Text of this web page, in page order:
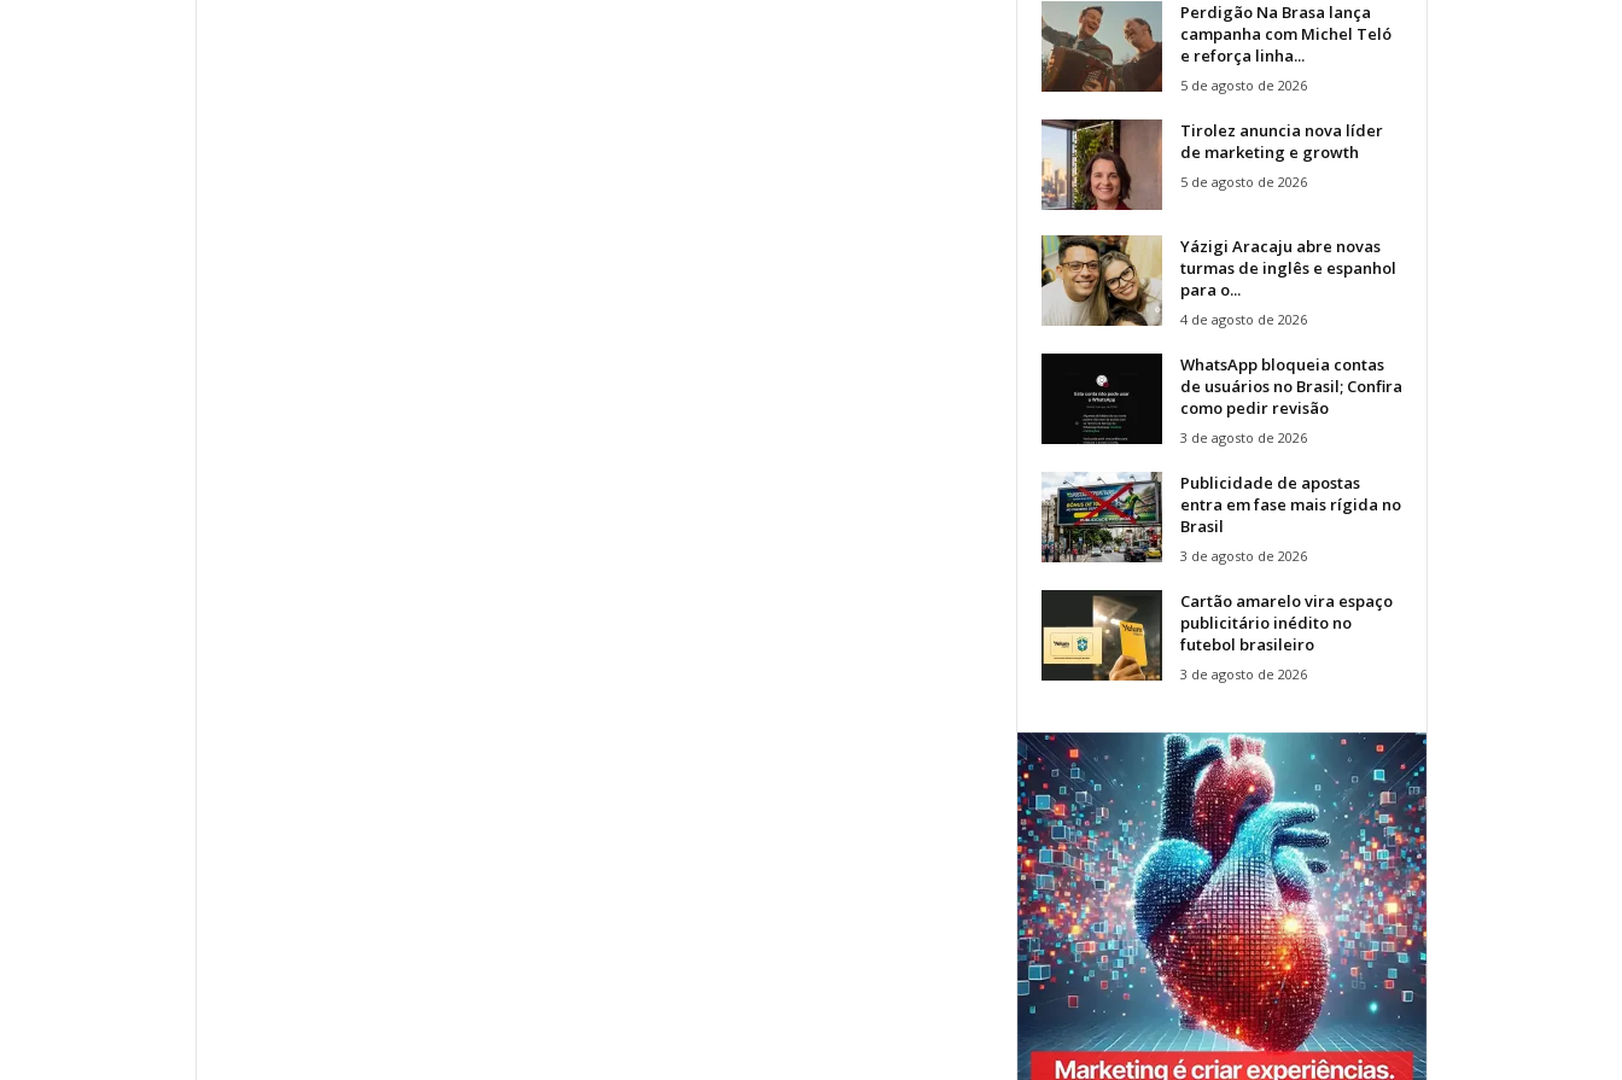
Perdigão Na Brasa lança
campanha com Michel Teló
e reforça linha...
5 de agosto de 2026
Tirolez anuncia nova líder
de marketing e growth
5 de agosto de 2026
Yázigi Aracaju abre novas
turmas de inglês e espanhol
para o...
4 de agosto de 2026
WhatsApp bloqueia contas
de usuários no Brasil; Confira
como pedir revisão
3 de agosto de 2026
Publicidade de apostas
entra em fase mais rígida no
Brasil
3 de agosto de 2026
Cartão amarelo vira espaço
publicitário inédito no
futebol brasileiro
3 de agosto de 2026